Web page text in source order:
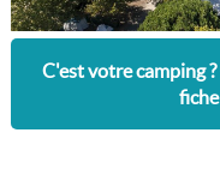
C'est votre camping